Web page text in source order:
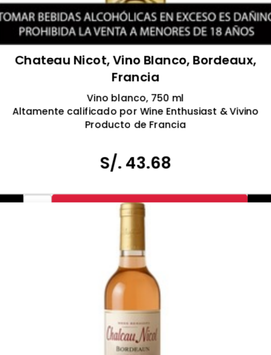
Chateau Nicot, Vino Blanco, Bordeaux,
Francia
Vino blanco, 750 ml
Altamente calificado por Wine Enthusiast & Vivino
Producto de Francia
Prohibida la venta a menores de 18 años.
S/. 43.68
- Agr al Carrito +